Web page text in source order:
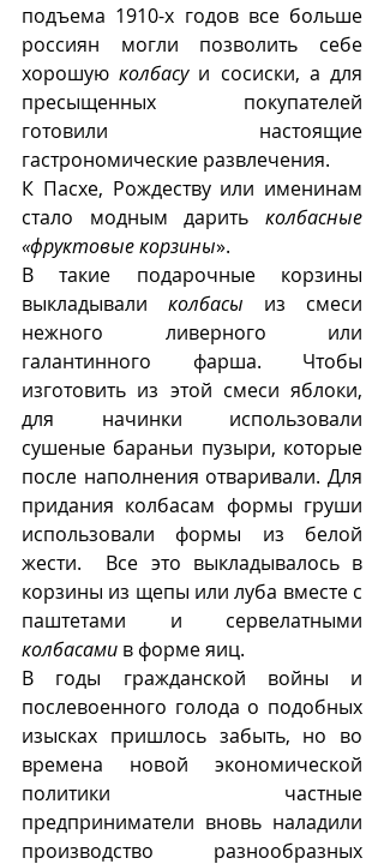
подъема 1910-х годов все больше
россиян могли позволить себе
хорошую колбасу и сосиски, а для
пресыщенных покупателей
готовили настоящие
гастрономические развлечения.
К Пасхе, Рождеству или именинам
стало модным дарить колбасные
«фруктовые корзины».
В такие подарочные корзины
выкладывали колбасы из смеси
нежного ливерного или
галантинного фарша. Чтобы
изготовить из этой смеси яблоки,
для начинки использовали
сушеные бараньи пузыри, которые
после наполнения отваривали. Для
придания колбасам формы груши
использовали формы из белой
жести.  Все это выкладывалось в
корзины из щепы или луба вместе с
колбасами в форме яиц.
В годы гражданской войны и
послевоенного голода о подобных
изысках пришлось забыть, но во
времена новой экономической
политики частные
предприниматели вновь наладили